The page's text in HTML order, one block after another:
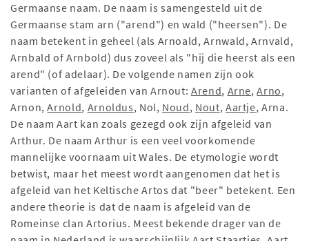
Germaanse naam. De naam is samengesteld uit de
Germaanse stam arn ("arend") en wald ("heersen"). De
naam betekent in geheel (als Arnoald, Arnwald, Arnvald,
Arnbald of Arnbold) dus zoveel als "hij die heerst als een
arend" (of adelaar). De volgende namen zijn ook
varianten of afgeleiden van Arnout:Arend, Arne,Arno,
Arnon,Arnold, Arnoldus, Nol, Noud, Nout, Aartje, Arna.
De naam Aart kan zoals gezegd ook zijn afgeleid van
Arthur. De naam Arthur is een veel voorkomende
mannelijke voornaam uit Wales. De etymologie wordt
betwist, maar het meest wordt aangenomen dat het is
afgeleid van het Keltische Artos dat "beer" betekent. Een
andere theorie is dat de naam is afgeleid van de
Romeinse clan Artorius. Meest bekende drager van de